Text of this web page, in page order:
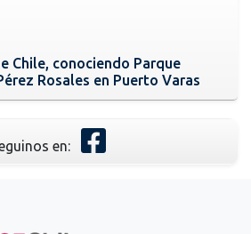
Chile, conociendo Parque
Rosales en Puerto Varas
en: